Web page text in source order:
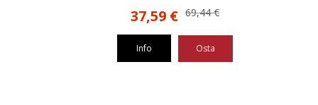
69,44€
Alkuperäinen
69,44 €.
37,59 €Nykyinen
37,59 €.
Info Osta